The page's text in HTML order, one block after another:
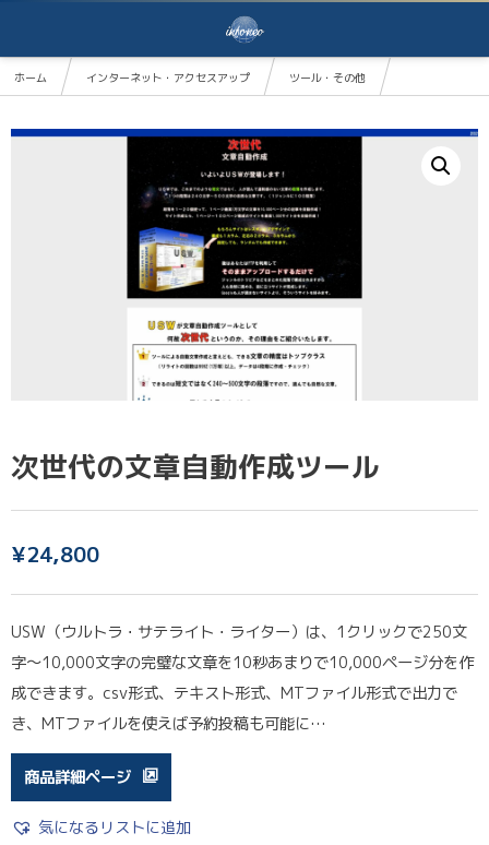
ホーム インターネット・アクセスアップ
ツール・その他
次世代の文章自動作成ツール
¥24,800
USW（ウルトラ・サテライト・ライター）は、1クリックで250文
字〜10,000文字の完璧な文章を10秒あまりで10,000ページ分を作
成できます。csv形式、テキスト形式、MTファイル形式で出力で
き、MTファイルを使えば予約投稿も可能に…
商品詳細ページ
気になるリストに追加